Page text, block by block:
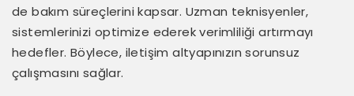
de bakım süreçlerini kapsar. Uzman teknisyenler,
sistemlerinizi optimize ederek verimliliği artırmayı
hedefler. Böylece, iletişim altyapınızın sorunsuz
çalışmasını sağlar.